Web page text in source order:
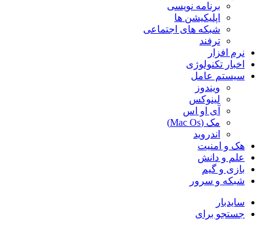
برنامه نویسی
اپلیکیشن ها
شبکه های اجتماعی
ترفند
نرم افزار
اخبار تکنولوژی
سیستم عامل
ویندوز
لینوکس
آی او اس
مک (Mac Os)
اندروید
هک و امنیت
علم و دانش
بازی و گیم
شبکه و سرور
سایدبار
جستجو برای